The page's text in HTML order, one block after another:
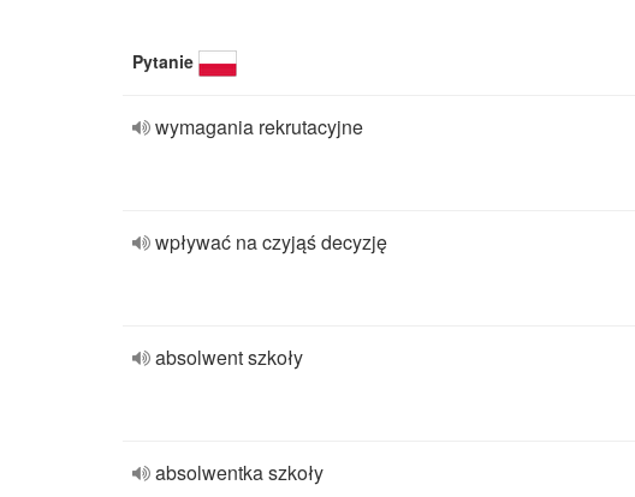
Pytanie
wymagania rekrutacyjne
wpływać na czyjąś decyzję
absolwent szkoły
absolwentka szkoły